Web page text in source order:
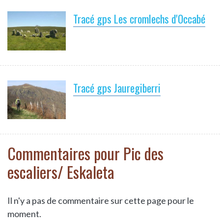
Tracé gps Les cromlechs d'Occabé
Tracé gps Jauregiberri
Commentaires pour Pic des
escaliers/ Eskaleta
Il n'y a pas de commentaire sur cette page pour le
moment.